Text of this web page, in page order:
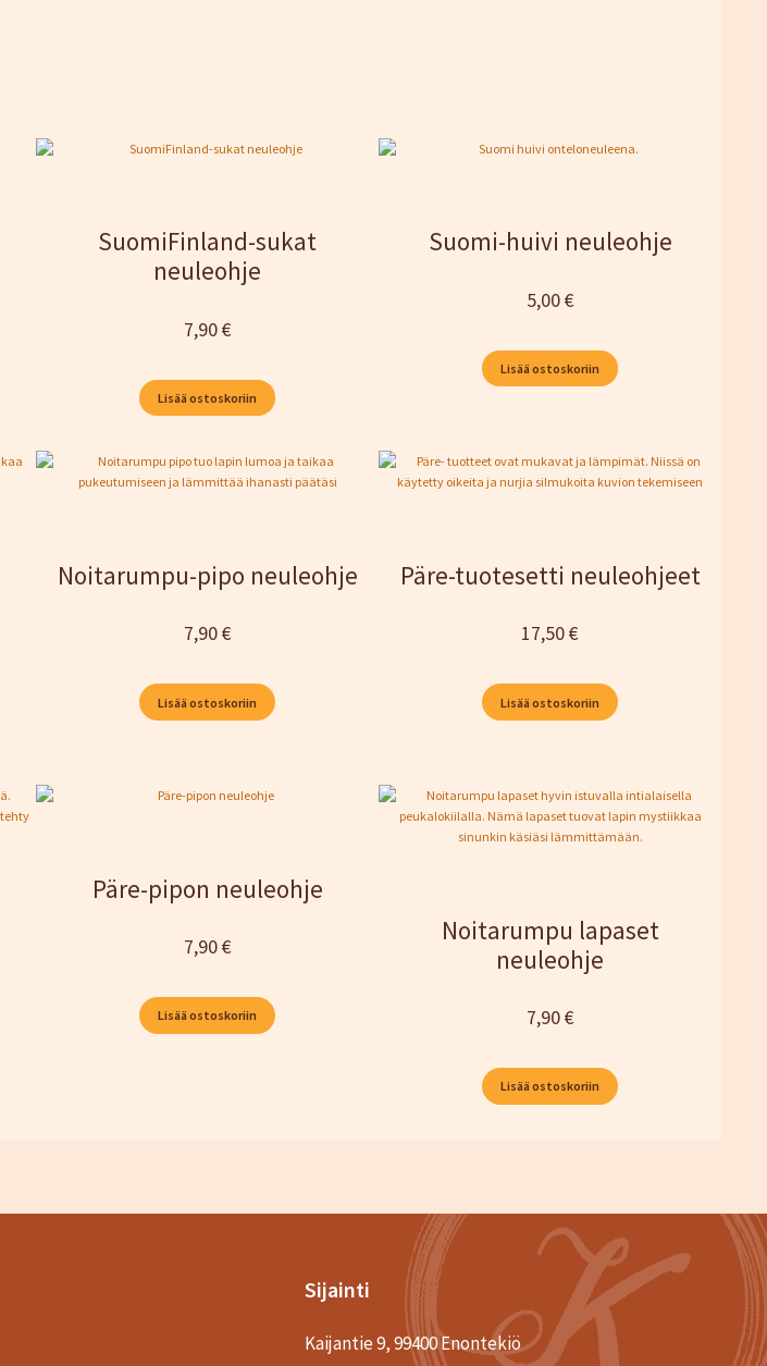
SuomiFinland-sukat
neuleohje
7,90€
Lisää ostoskoriin
Suomi-huivi neuleohje
5,00€
Lisää ostoskoriin
Noitarumpu-pipo neuleohje
7,90€
Lisää ostoskoriin
Päre-tuotesetti neuleohjeet
17,50€
Lisää ostoskoriin
Päre-pipon neuleohje
7,90€
Lisää ostoskoriin
Noitarumpu lapaset
neuleohje
7,90€
Lisää ostoskoriin
Sijainti
Kaijantie 9, 99400 Enontekiö